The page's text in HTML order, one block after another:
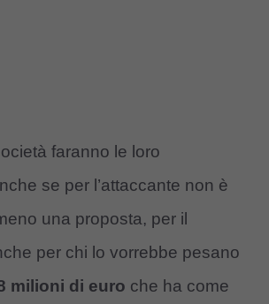
faranno le loro
se per l’attaccante non è
una proposta, per il
per chi lo vorrebbe pesano
milioni di euro che ha come